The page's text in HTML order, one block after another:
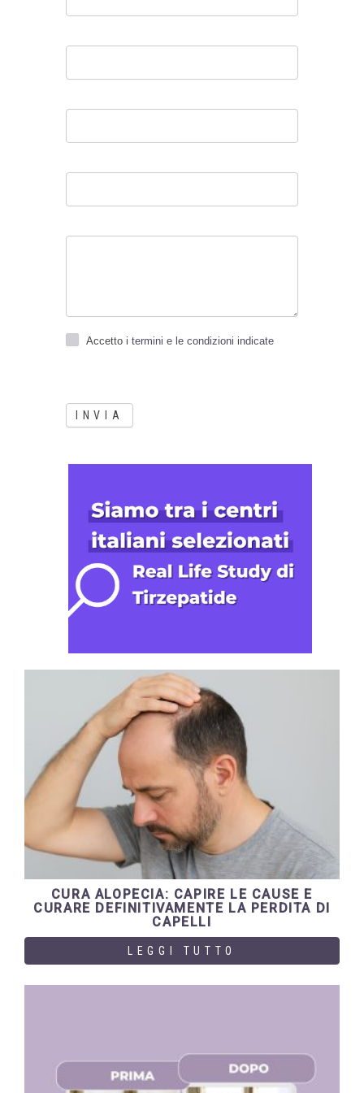
Accetto i termini e le condizioni indicate
INVIA
CURA ALOPECIA: CAPIRE LE CAUSE E
CURARE DEFINITIVAMENTE LA PERDITA DI
CAPELLI
LEGGI TUTTO